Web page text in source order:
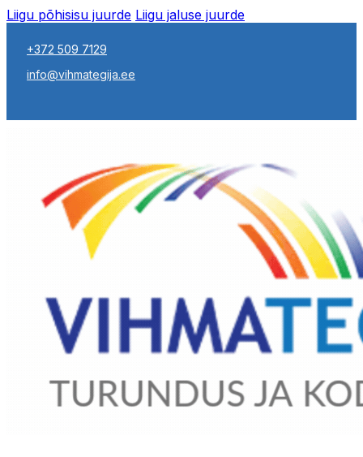
Liigu põhisisu juurde Liigu jaluse juurde
+372 509 7129
info@vihmategija.ee